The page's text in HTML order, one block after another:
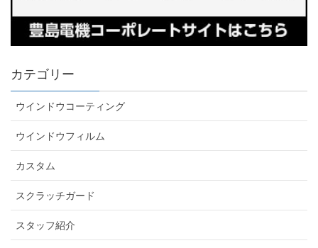
カテゴリー
ウインドウコーティング
ウインドウフィルム
カスタム
スクラッチガード
スタッフ紹介